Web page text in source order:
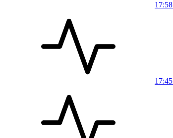
17:58
17:45